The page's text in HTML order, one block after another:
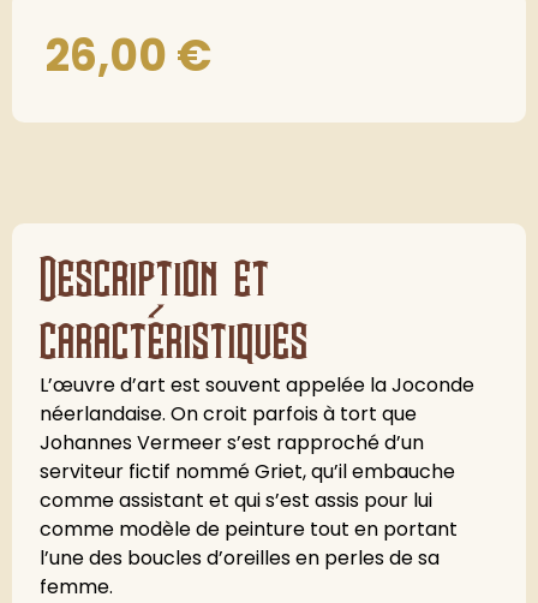
26,00€
Description et
caractéristiques
L’œuvre d’art est souvent appelée la Joconde
néerlandaise. On croit parfois à tort que
Johannes Vermeer s’est rapproché d’un
serviteur fictif nommé Griet, qu’il embauche
comme assistant et qui s’est assis pour lui
comme modèle de peinture tout en portant
l’une des boucles d’oreilles en perles de sa
femme.